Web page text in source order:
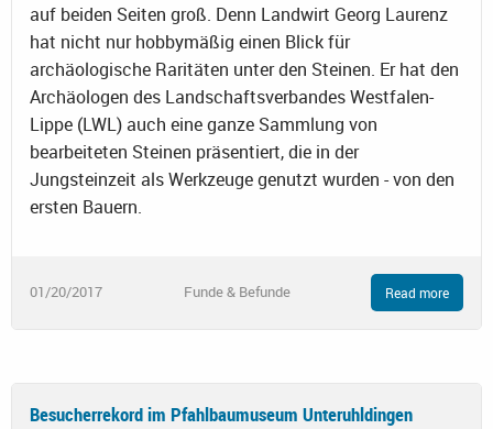
auf beiden Seiten groß. Denn Landwirt Georg Laurenz
hat nicht nur hobbymäßig einen Blick für
archäologische Raritäten unter den Steinen. Er hat den
Archäologen des Landschaftsverbandes Westfalen-
Lippe (LWL) auch eine ganze Sammlung von
bearbeiteten Steinen präsentiert, die in der
Jungsteinzeit als Werkzeuge genutzt wurden - von den
ersten Bauern.
01/20/2017 Funde & Befunde Read more
Besucherrekord im Pfahlbaumuseum Unteruhldingen